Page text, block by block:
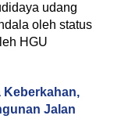
udang
oleh status
HGU
Keberkahan,
Jalan